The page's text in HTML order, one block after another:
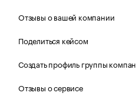
Отзывы о вашей компании
Поделиться кейсом
Создать профиль группы
Отзывы о сервисе